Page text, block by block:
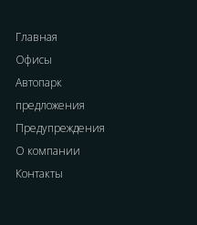
Главная
Офисы
Автопарк
предложения
Предупреждения
О компании
Контакты